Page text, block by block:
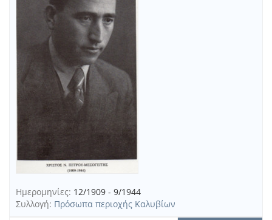
Ημερομηνίες: 12/1909 - 9/1944
Συλλογή: Πρόσωπα περιοχής Καλυβίων